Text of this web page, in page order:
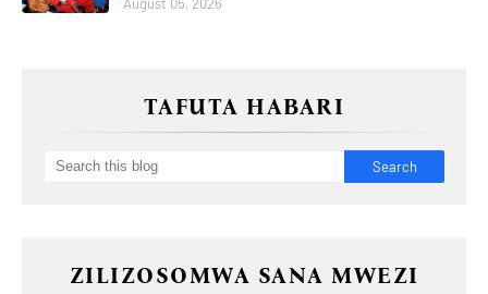
August 05, 2026
TAFUTA HABARI
ZILIZOSOMWA SANA MWEZI